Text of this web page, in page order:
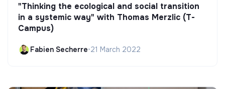
"Thinking the ecological and social transition
in a systemic way" with Thomas Merzlic (T-
Campus)
Fabien Secherre•21 March 2022